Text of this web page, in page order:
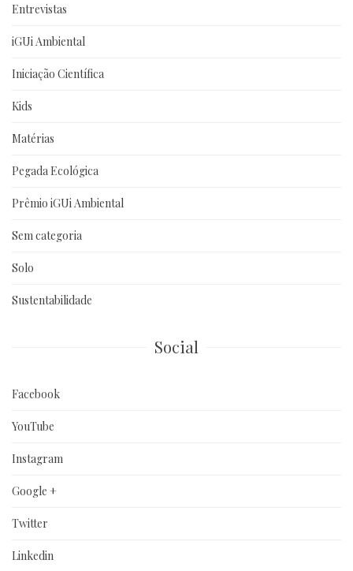
Entrevistas
iGUi Ambiental
Iniciação Científica
Kids
Matérias
Pegada Ecológica
Prêmio iGUi Ambiental
Sem categoria
Solo
Sustentabilidade
Social
Facebook
YouTube
Instagram
Google +
Twitter
Linkedin